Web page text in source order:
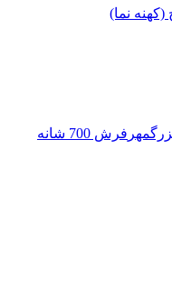
نما)
فرش 700 شانه